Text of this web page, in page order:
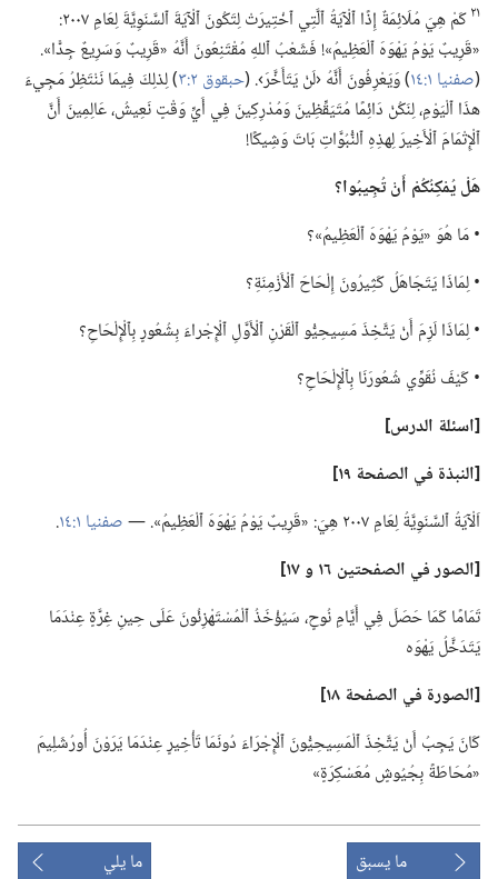
٢١
كَمْ هِيَ مُلَائِمَةٌ إِذًا ٱلْآيَةُ ٱلَّتِي ٱخْتِيرَتْ لِتَكُونَ ٱلْآيَةَ ٱلسَّنَوِيَّةَ لِعَامِ ٢٠٠٧:‏
«قَرِيبٌ يَوْمُ يَهْوَهَ ٱلْعَظِيمُ»!‏ فَشَعْبُ ٱللهِ مُقْتَنِعُونَ أَنَّهُ «قَرِيبٌ وَسَرِيعٌ جِدًّا».‏
(‏صفنيا ١:‏١٤ ‏)‏ وَيَعْرِفُونَ أَنَّهُ ‹لَنْ يَتَأَخَّرَ›.‏ (‏حبقوق ٢:‏٣
‏)‏ لِذلِكَ فِيمَا نَنْتَظِرُ مَجِيءَ
هذَا ٱلْيَوْمِ،‏ لِنَكُنْ دَائِمًا مُتَيَقِّظِينَ وَمُدْرِكِينَ فِي أَيِّ وَقْتٍ نَعِيشُ،‏ عَالِمِينَ أَنَّ
ٱلْإِتْمَامَ ٱلْأَخِيرَ لِهذِهِ ٱلنُّبُوَّاتِ بَاتَ وَشِيكًا!‏
هَلْ يُمْكِنُكُمْ أَنْ تُجِيبُوا؟‏
‏• مَا هُوَ «يَوْمُ يَهْوَهَ ٱلْعَظِيمُ»؟‏
‏• لِمَاذَا يَتَجَاهَلُ كَثِيرُونَ إِلْحَاحَ ٱلْأَزْمِنَةِ؟‏
‏• لِمَاذَا لَزِمَ أَنْ يَتَّخِذَ مَسِيحِيُّو ٱلْقَرْنِ ٱلْأَوَّلِ ٱلْإِجْراءَ بِشُعُورٍ بِٱلْإِلْحَاحِ؟‏
‏• كَيْفَ نُقَوِّي شُعُورَنَا بِٱلْإِلْحَاحِ؟‏
‏[اسئلة الدرس]‏
‏[النبذة في الصفحة ١٩]‏
اَلْآيَةُ ٱلسَّنَوِيَّةُ لِعَامِ ٢٠٠٧ هِيَ:‏ «قَرِيبٌ يَوْمُ يَهْوَهَ ٱلْعَظِيمُ».‏ —‏
صفنيا ١:‏١٤
‏.‏
‏[الصورفي الصفحتين ١٦ و ١٧]‏
تَمَامًا كَمَا حَصَلَ فِي أَيَّامِ نُوحٍ،‏ سَيُؤْخَذُ ٱلْمُسْتَهْزِئُونَ عَلَى حِينِ غِرَّةٍ عِنْدَمَا
يَتَدَخَّلُ يَهْوَه
‏[الصورة في الصفحة ١٨]‏
كَانَ يَجِبُ أَنْ يَتَّخِذَ ٱلْمَسِيحِيُّونَ ٱلْإِجْرَاءَ دُونَمَا تَأْخِيرٍ عِنْدَمَا يَرَوْنَ أُورُشَلِيمَ
«مُحَاطَةً بِجُيُوشٍ مُعَسْكِرَةٍ»‏
ما يسبق ما يلي